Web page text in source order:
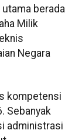
berada
Milik
Negara
kompetensi
Sebanyak
administrasi